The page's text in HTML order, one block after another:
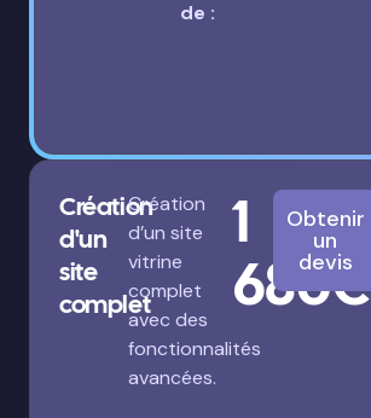
de :
Création
d'un
site
complet
Création
d’un site
vitrine
complet
avec des
fonctionnalités
avancées.
1
680€
Obtenir
un
devis